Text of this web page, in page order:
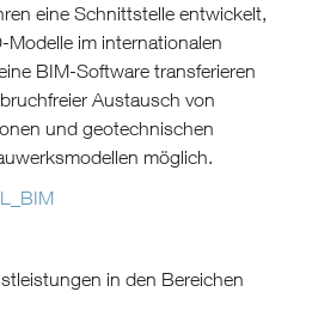
eine Schnittstelle entwickelt,
im internationalen
BIM-Software transferieren
Austausch von
und geotechnischen
möglich.
in den Bereichen